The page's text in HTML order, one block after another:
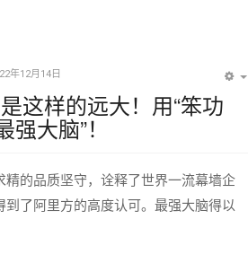
年12月14日
这样的远大！用“笨功
强大脑”！
精的品质坚守，诠释了世界一流幕墙企
了阿里方的高度认可。最强大脑得以